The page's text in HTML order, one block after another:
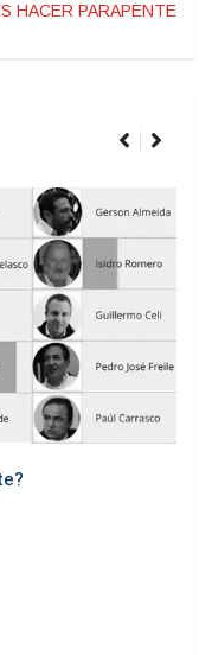
HACER PARAPENTE